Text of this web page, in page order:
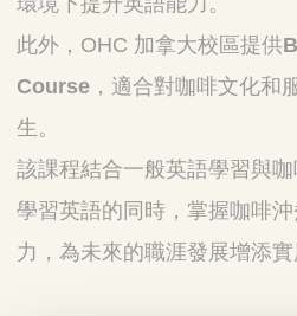
此外，OHC 加拿大校區提供
Course ，適合對咖啡文化和
生。
該課程結合一般英語學習與
學習英語的同時，掌握咖啡
力，為未來的職涯發展增添實